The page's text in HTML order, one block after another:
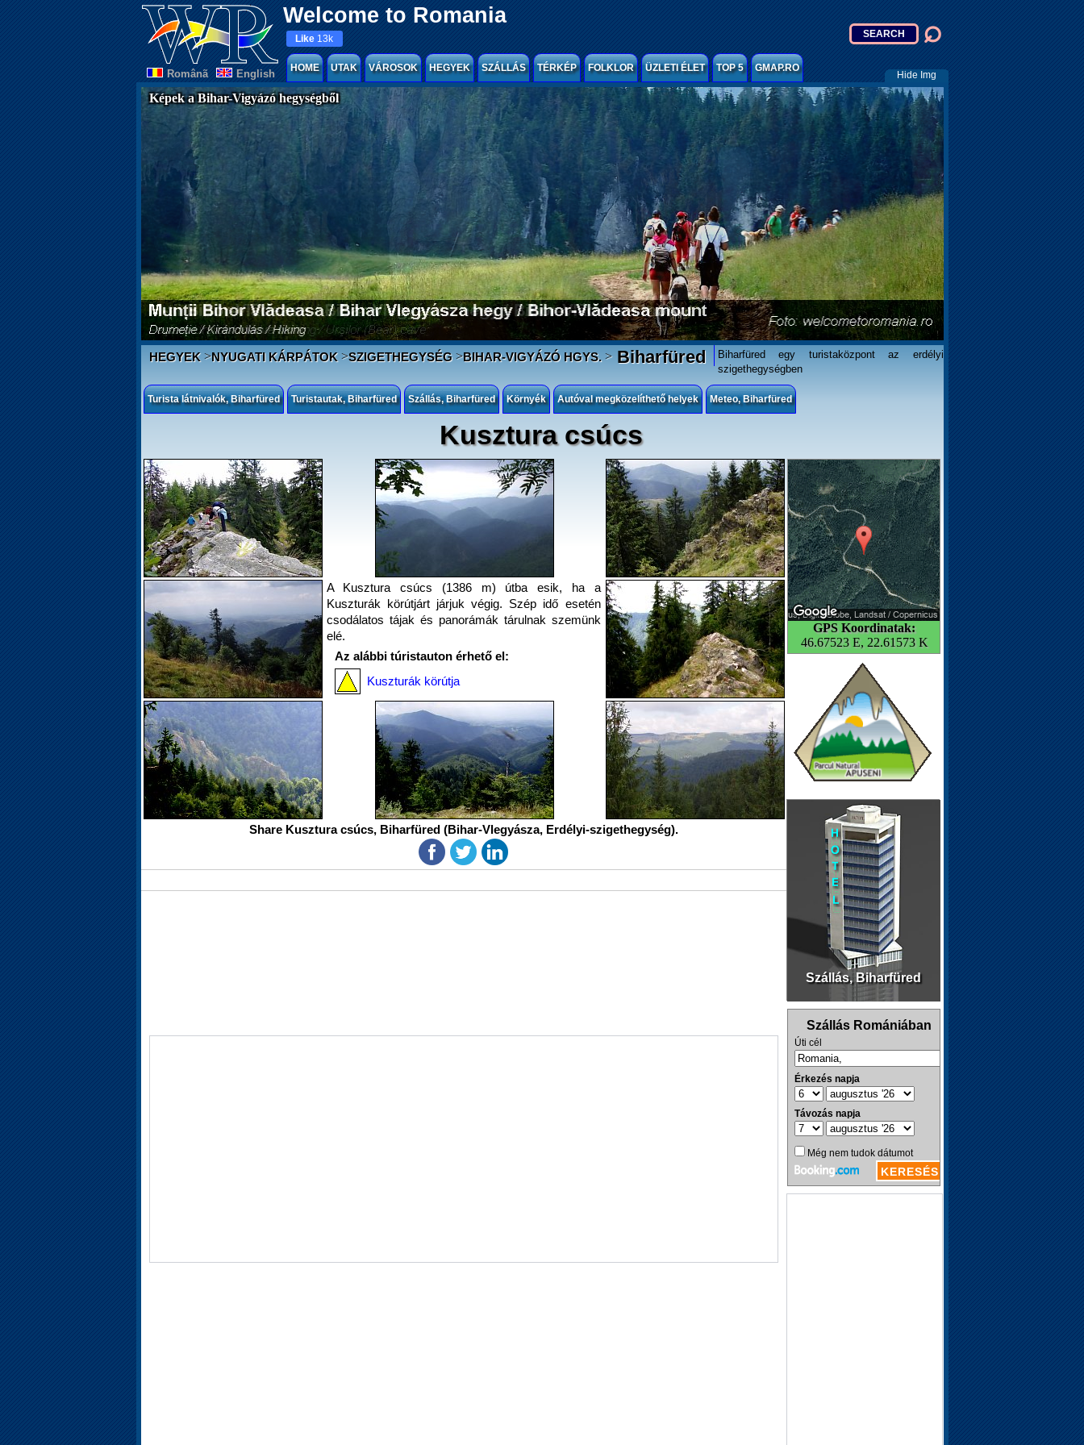
Welcome to Romania
Românã English
Like 13k
HOME UTAK VÁROSOK HEGYEK SZÁLLÁS TÉRKÉP FOLKLOR ÜZLETI ÉLET TOP 5 GMAP.RO
Hide Img
Képek a Bihar-Vigyázó hegységből
HEGYEK>NYUGATI KÁRPÁTOK>SZIGETHEGYSÉG>BIHAR-VIGYÁZÓ HGYS. >Biharfüred
Biharfüred egy turistaközpont az erdélyi
szigethegységben
Turista látnivalók, Biharfüred Turistautak, Biharfüred Szállás, Biharfüred Környék Autóval megközelíthető helyek Meteo, Biharfüred
Kusztura csúcs
GPS Koordinatak:
46.67523 E, 22.61573 K
A Kusztura csúcs (1386 m) útba esik, ha a
Kuszturák körútjárt járjuk végig. Szép idő esetén
csodálatos tájak és panorámák tárulnak szemünk
elé.
Az alábbi túristauton érhető el:
Kuszturák körútja
Szállás, Biharfüred
Share Kusztura csúcs, Biharfüred (Bihar-Vlegyásza, Erdélyi-szigethegység).